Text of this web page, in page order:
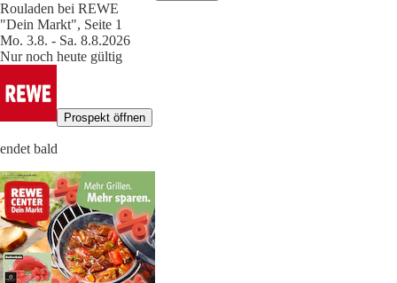
Rouladen bei REWE
"Dein Markt", Seite 1
Mo. 3.8. - Sa. 8.8.2026
Nur noch heute gültig
Prospekt öffnen
endet bald